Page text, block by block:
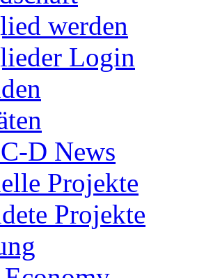
werden
Login
D News
Projekte
Projekte